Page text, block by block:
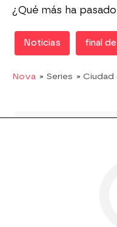
¿Qué más ha
Noticias final
Nova » Series » Ciudad